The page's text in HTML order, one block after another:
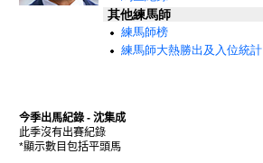
其他練馬師
練馬師榜
練馬師大熱勝出及入位統計
今季出馬紀錄 - 沈集成
此季沒有出賽紀錄
*顯示數目包括平頭馬